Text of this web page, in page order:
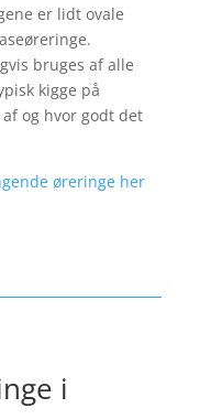
er lidt ovale
bruges af alle
kigge på
og hvor godt det
øreringe her
i